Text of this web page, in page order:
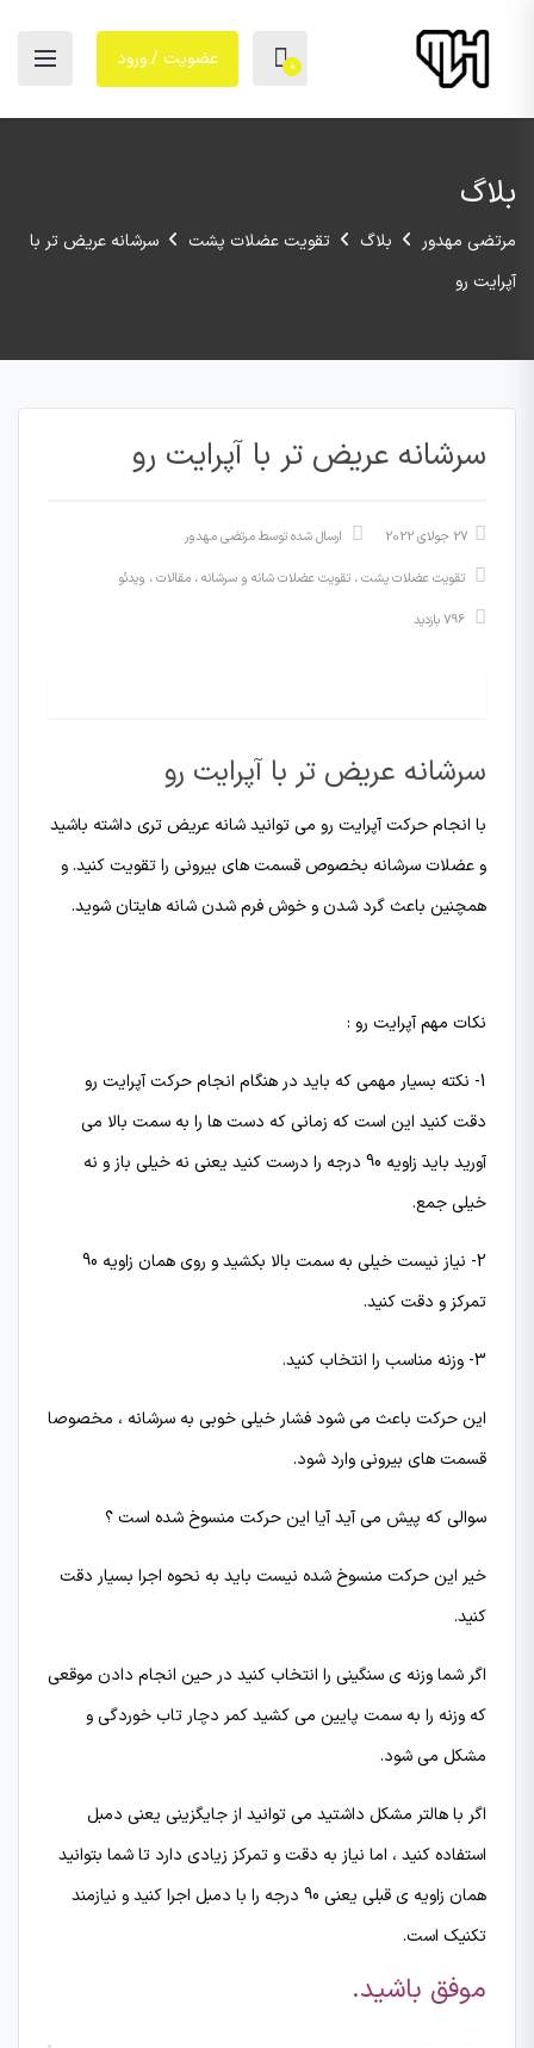
0 عضویت / ورود
بلاگ
مرتضی مهدور بلاگ تقویت عضلات پشت
سرشانه عریض تر با
آپرایت رو
سرشانه عریض تر با آپرایت رو
27 جولای 2022 ارسال شده توسطمرتضی مهدور
تقویت عضلات پشت، تقویت عضلات شانه و سرشانه، مقالات، ویدئو
سرشانه عریض تر با آپرایت رو
با انجام حرکت آپرایت رو می توانید شانه عریض تری داشته باشید
و عضلات سرشانه بخصوص قسمت های بیرونی را تقویت کنید. و
همچنین باعث گرد شدن و خوش فرم شدن شانه هایتان شوید.
نکات مهم آپرایت رو :
1- نکته بسیار مهمی که باید در هنگام انجام حرکت آپرایت رو
دقت کنید این است که زمانی که دست ها را به سمت بالا می
آورید باید زاویه 90 درجه را درست کنید یعنی نه خیلی باز و نه
خیلی جمع.
2- نیاز نیست خیلی به سمت بالا بکشید و روی همان زاویه 90
تمرکز و دقت کنید.
3- وزنه مناسب را انتخاب کنید.
این حرکت باعث می شود فشار خیلی خوبی به سرشانه ، مخصوصا
قسمت های بیرونی وارد شود.
سوالی که پیش می آید آیا این حرکت منسوخ شده است ؟
خیر این حرکت منسوخ شده نیست باید به نحوه اجرا بسیار دقت
کنید.
اگر شما وزنه ی سنگینی را انتخاب کنید در حین انجام دادن موقعی
که وزنه را به سمت پایین می کشید کمر دچار تاب خوردگی و
مشکل می شود.
اگر با هالتر مشکل داشتید می توانید از جایگزینی یعنی دمبل
استفاده کنید ، اما نیاز به دقت و تمرکز زیادی دارد تا شما بتوانید
همان زاویه ی قبلی یعنی 90 درجه را با دمبل اجرا کنید و نیازمند
تکنیک است.
موفق باشید.